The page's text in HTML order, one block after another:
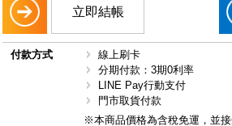
立即結帳
付款方式
線上刷卡
分期付款：3期0利率
LINE Pay行動支付
門市取貨付款
※本商品價格為含稅免運，並接